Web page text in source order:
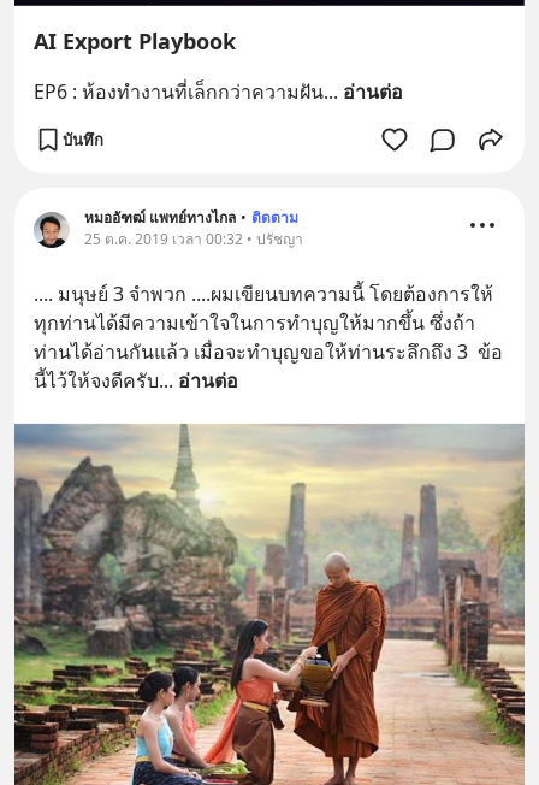
AI Export Playbook
EP6 : ห้องทำงานที่เล็กกว่าความฝัน... อ่านต่อ
บันทึก
หมออัฑฒ์ แพทย์ทางไกล • ติดตาม
25 ต.ค. 2019 เวลา 00:32 • ปรัชญา
.... มนุษย์ 3 จำพวก ....ผมเขียนบทความนี้ โดยต้องการให้
ทุกท่านได้มีความเข้าใจในการทำบุญให้มากขึ้น ซึ่งถ้า
ท่านได้อ่านกันแล้ว เมื่อจะทำบุญขอให้ท่านระลึกถึง 3  ข้อ
นี้ไว้ให้จงดีครับ... อ่านต่อ